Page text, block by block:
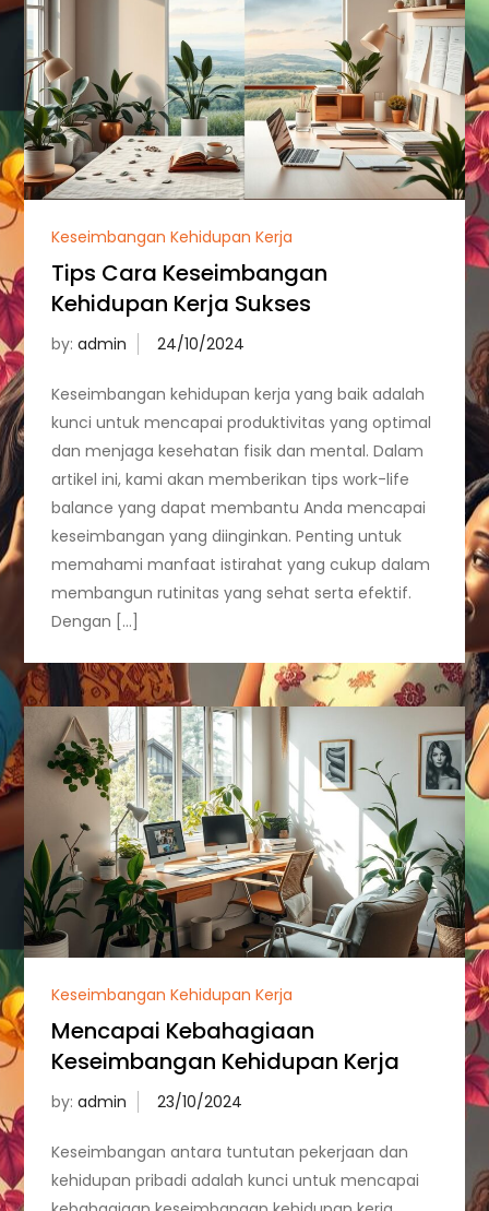
Keseimbangan Kehidupan Kerja
Tips Cara Keseimbangan
Kehidupan Kerja Sukses
by:admin
Keseimbangan kehidupan kerja yang baik adalah
kunci untuk mencapai produktivitas yang optimal
dan menjaga kesehatan fisik dan mental. Dalam
artikel ini, kami akan memberikan tips work-life
balance yang dapat membantu Anda mencapai
keseimbangan yang diinginkan. Penting untuk
memahami manfaat istirahat yang cukup dalam
membangun rutinitas yang sehat serta efektif.
Dengan […]
Keseimbangan Kehidupan Kerja
Mencapai Kebahagiaan
Keseimbangan Kehidupan Kerja
by:admin
Keseimbangan antara tuntutan pekerjaan dan
kehidupan pribadi adalah kunci untuk mencapai